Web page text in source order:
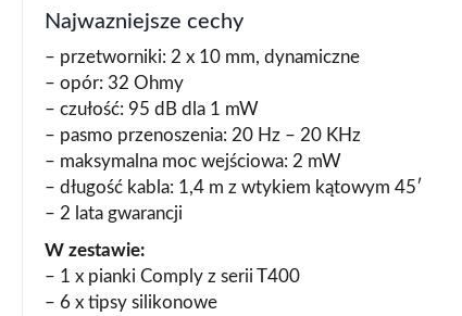
Najwazniejsze cechy
– przetworniki: 2 x 10 mm, dynamiczne
– opór: 32 Ohmy
– czułość: 95 dB dla 1 mW
– pasmo przenoszenia: 20 Hz – 20 KHz
– maksymalna moc wejściowa: 2 mW
– długość kabla: 1,4 m z wtykiem kątowym 45′
– 2 lata gwarancji
W zestawie:
– 1 x pianki Comply z serii T400
– 6 x tipsy silikonowe